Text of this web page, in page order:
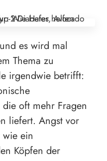
es wird mal
Thema zu
irgendwie betrifft:
oft mehr Fragen
liefert. Angst vor
ein
Köpfen der